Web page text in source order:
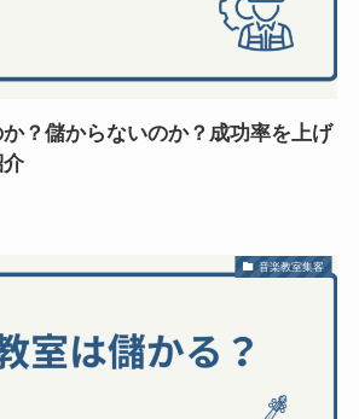
？儲からないのか？成功率を上げ
音楽教室集客